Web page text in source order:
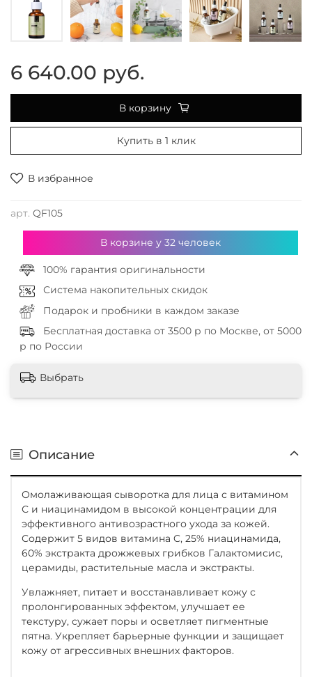
В избранное
арт. QF105
6 640.00 руб.
В корзину
Купить в 1 клик
В корзине у 32человек
100% гарантия оригинальности
Система накопительных скидок
Подарок и пробники в каждом заказе
Бесплатная доставка от 3500 р по Москве, от 5000
р по России
Выбрать
Описание
Омолаживающая сыворотка для лица с витамином
С и ниацинамидом в высокой концентрации для
эффективного антивозрастного ухода за кожей.
Содержит 5 видов витамина C, 25% ниацинамида,
60% экстракта дрожжевых грибков Галактомисис,
церамиды, растительные масла и экстракты.
Увлажняет, питает и восстанавливает кожу с
пролонгированных эффектом, улучшает ее
текстуру, сужает поры и осветляет пигментные
пятна. Укрепляет барьерные функции и защищает
кожу от агрессивных внешних факторов.